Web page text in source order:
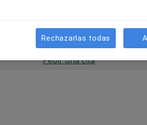
La reserva de cita online no está
Pedir una cita
Rechazarlas todas